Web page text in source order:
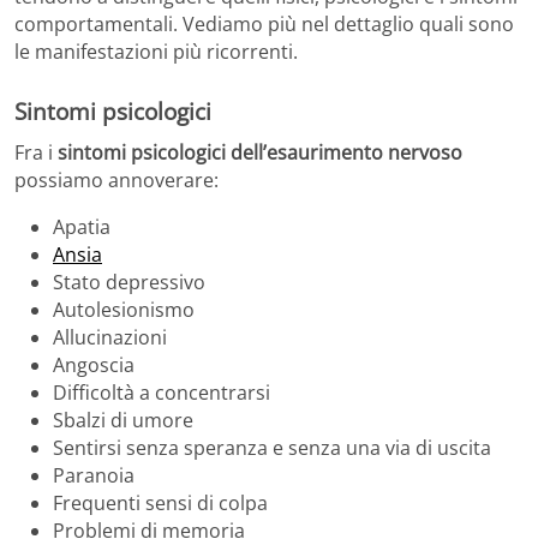
comportamentali. Vediamo più nel dettaglio quali sono
le manifestazioni più ricorrenti.
Sintomi psicologici
Fra i sintomi psicologici dell’esaurimento nervoso
possiamo annoverare:
Apatia
Ansia
Stato depressivo
Autolesionismo
Allucinazioni
Angoscia
Difficoltà a concentrarsi
Sbalzi di umore
Sentirsi senza speranza e senza una via di uscita
Paranoia
Frequenti sensi di colpa
Problemi di memoria